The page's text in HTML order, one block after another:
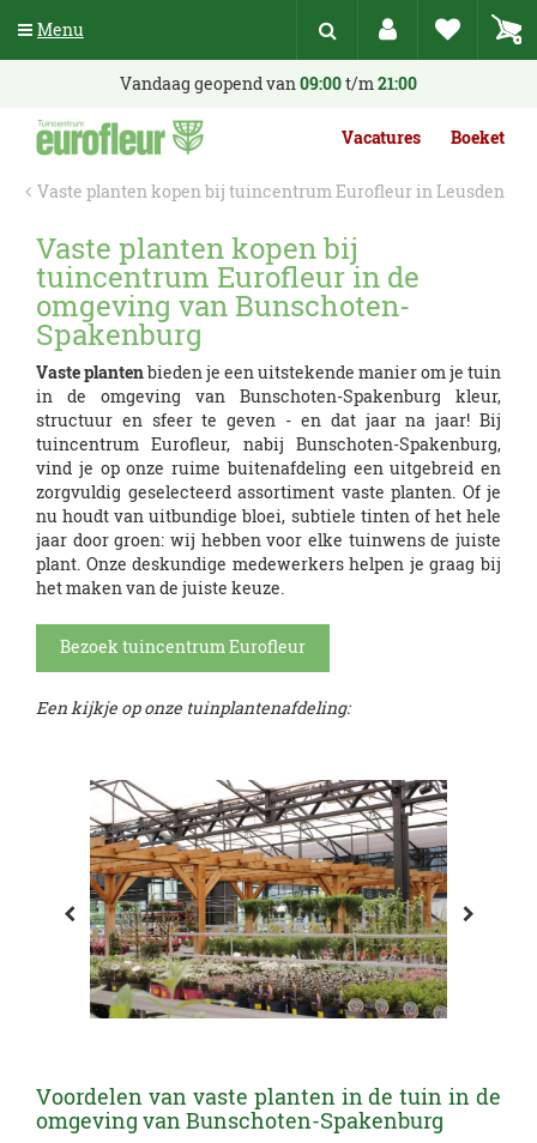
n
Vaste planten kopen bij tuincentrum Eurofleur in Leusden
Vandaag geopend van09:00t/m21:00
Vacatures Boeket
Vaste planten kopen bij
tuincentrum Eurofleur in de
omgeving van Bunschoten-
Spakenburg
Vaste plantenbieden je een uitstekende manier om je tuin
in de omgeving van Bunschoten-Spakenburg kleur,
structuur en sfeer te geven - en dat jaar na jaar! Bij
tuincentrum Eurofleur, nabij Bunschoten-Spakenburg,
vind je op onze ruime buitenafdeling een uitgebreid en
zorgvuldig geselecteerd assortiment vaste planten. Of je
nu houdt van uitbundige bloei, subtiele tinten of het hele
jaar door groen: wij hebben voor elke tuinwens de juiste
plant. Onze deskundige medewerkers helpen je graag bij
het maken van de juiste keuze.
Bezoek tuincentrum Eurofleur
Een kijkje op onze tuinplantenafdeling:
Voordelen van vaste planten in de tuin in de
omgeving van Bunschoten-Spakenburg
Menu